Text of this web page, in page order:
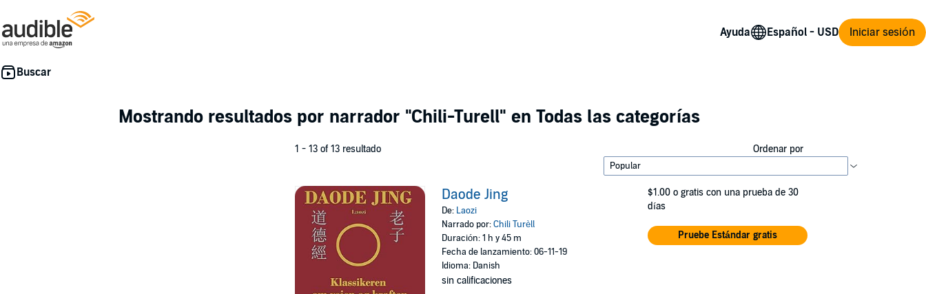
Ayuda Iniciar sesión
Mostrando resultados por narrador "Chili-Turell" en Todas las categorías
1 - 13 of 13 resultado Ordenar por
Daode Jing
De: Laozi
Narrado por:Chili Turèll
Duración: 1 h y 45 m
Fecha de lanzamiento: 06-11-19
Idioma: Danish
sin calificaciones
$1.00 o gratis con una prueba de 30
días
Pruebe Estándar gratis